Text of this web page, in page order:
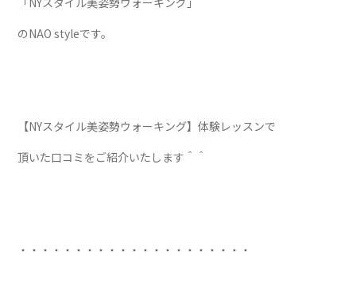
のNAO styleです。
【NYスタイル美姿勢ウォーキング】体験レッスンで
頂いた口コミをご紹介いたします＾＾
・・・・・・・・・・・・・・・・・・・・・